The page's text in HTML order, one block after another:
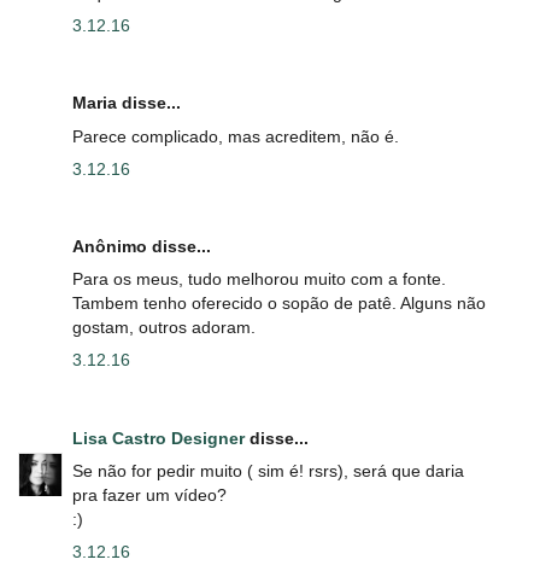
3.12.16
Maria disse...
Parece complicado, mas acreditem, não é.
3.12.16
Anônimo disse...
Para os meus, tudo melhorou muito com a fonte.
Tambem tenho oferecido o sopão de patê. Alguns não
gostam, outros adoram.
3.12.16
Lisa Castro Designerdisse...
Se não for pedir muito ( sim é! rsrs), será que daria
pra fazer um vídeo?
:)
3.12.16